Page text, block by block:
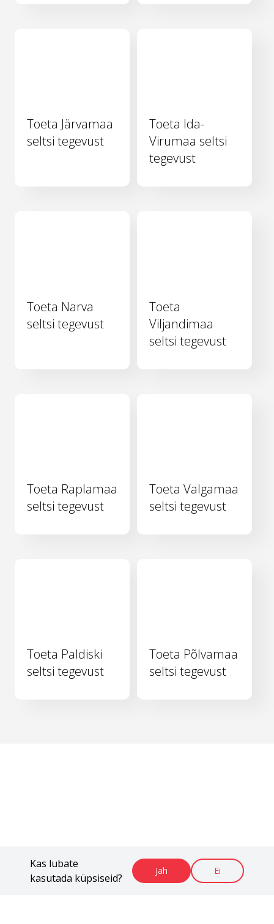
Kas lubate
kasutada küpsiseid?
Jah Ei
Toeta Järvamaa
seltsi tegevust
Toeta Ida-
Virumaa seltsi
tegevust
Toeta Narva
seltsi tegevust
Toeta
Viljandimaa
seltsi tegevust
Toeta Raplamaa
seltsi tegevust
Toeta Valgamaa
seltsi tegevust
Toeta Paldiski
seltsi tegevust
Toeta Põlvamaa
seltsi tegevust